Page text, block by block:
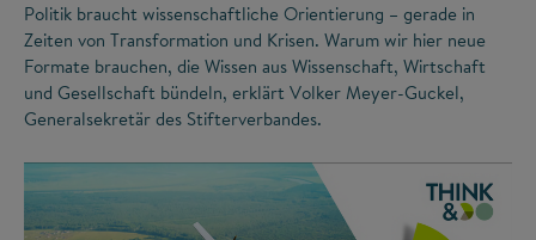
Politik braucht wissenschaftliche Orientierung – gerade in
Zeiten von Transformation und Krisen. Warum wir hier neue
Formate brauchen, die Wissen aus Wissenschaft, Wirtschaft
und Gesellschaft bündeln, erklärt Volker Meyer-Guckel,
Generalsekretär des Stifterverbandes.